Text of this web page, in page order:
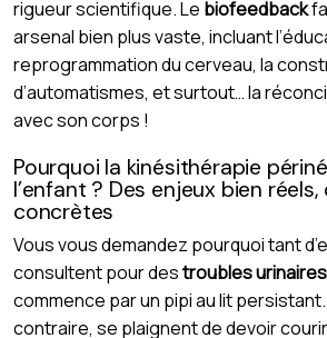
rigueur scientifique. Le biofeedback
arsenal bien plus vaste, incluant
reprogrammation du cerveau, la
d’automatismes, et surtout… la
avec son corps !
Pourquoi la kinésithérapie
l’enfant ? Des enjeux bien
concrètes
Vous vous demandez pourquoi tant
consultent pour destroubles urinaires
commence par un pipi au lit persistant.
contraire, se plaignent de devoir